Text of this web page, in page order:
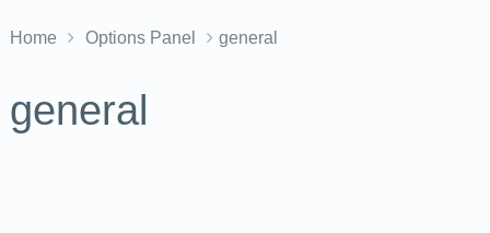
Home Options Panel general
general